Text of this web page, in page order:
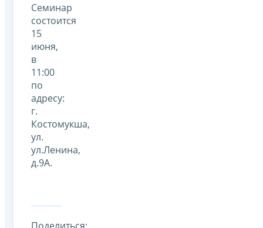
Семинар
состоится
15
июня,
в
11:00
по
адресу:
г.
Костомукша,
ул.
ул.Ленина,
д.9А.
Поделиться: